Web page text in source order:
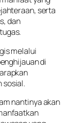
serta
dan
melalui
di
sosial.
nantinya akan